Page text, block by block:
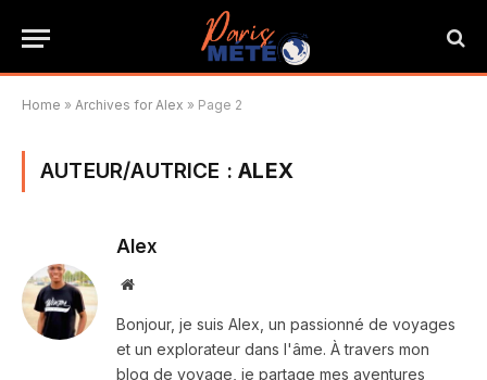
Home » Archives for Alex » Page 2
AUTEUR/AUTRICE :ALEX
Alex
Website
Bonjour, je suis Alex, un passionné de voyages
et un explorateur dans l'âme. À travers mon
blog de voyage, je partage mes aventures